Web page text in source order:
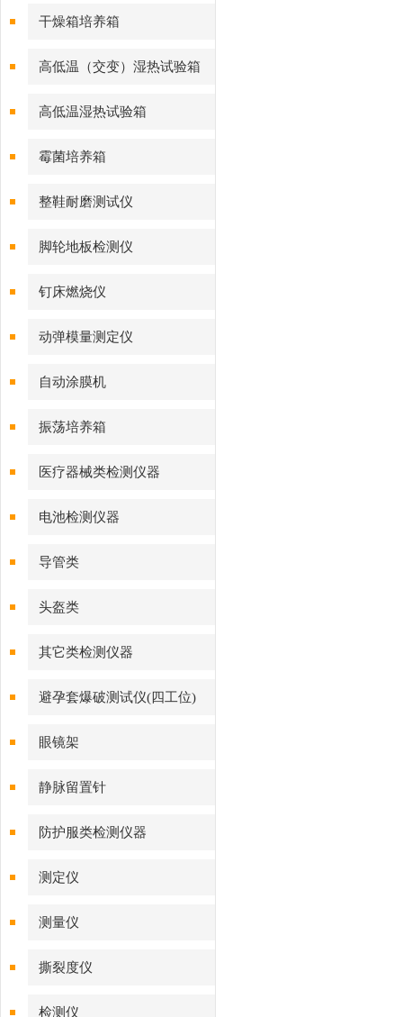
干燥箱培养箱
高低温（交变）湿热试验箱
高低温湿热试验箱
霉菌培养箱
整鞋耐磨测试仪
脚轮地板检测仪
钉床燃烧仪
动弹模量测定仪
自动涂膜机
振荡培养箱
医疗器械类检测仪器
电池检测仪器
导管类
头盔类
其它类检测仪器
避孕套爆破测试仪(四工位)
眼镜架
静脉留置针
防护服类检测仪器
测定仪
测量仪
撕裂度仪
检测仪